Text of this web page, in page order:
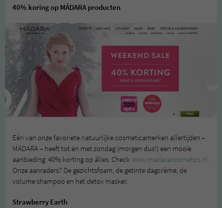
40% koring op MÁDARA producten
Eén van onze favoriete natuurlijke cosmeticamerken allertijden –
MÁDARA – heeft tot en met zondag (morgen dus!) een mooie
aanbieding: 40% korting op álles. Checkwww.madaracosmetics.nl.
Onze aanraders? De gezichtsfoam, de getinte dagcrème, de
volume shampoo en het detox masker.
Strawberry Earth